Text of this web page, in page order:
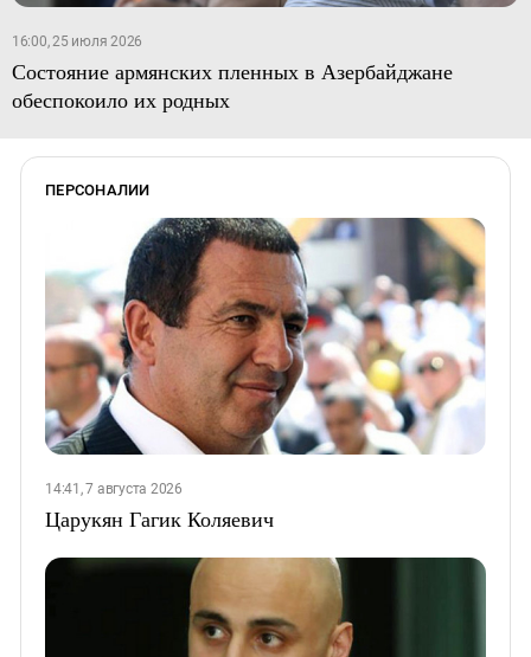
16:00, 25 июля 2026
Состояние армянских пленных в Азербайджане
обеспокоило их родных
ПЕРСОНАЛИИ
14:41, 7 августа 2026
Царукян Гагик Коляевич